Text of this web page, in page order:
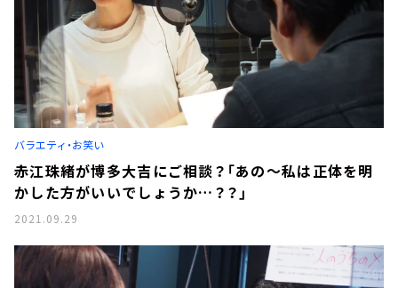
バラエティ・お笑い
赤江珠緒が博多大吉にご相談？「あの～私は正体を明
かした方がいいでしょうか…？？」
2021.09.29